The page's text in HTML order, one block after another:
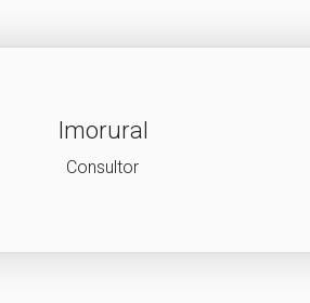
Imorural
Consultor